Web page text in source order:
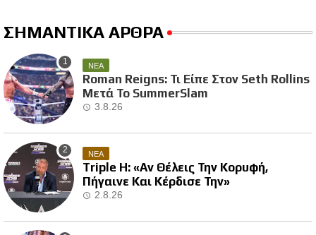
ΣΗΜΑΝΤΙΚΑ ΑΡΘΡΑ
ΝΕΑ
Roman Reigns: Τι Είπε Στον Seth Rollins
Μετά Το SummerSlam
3.8.26
ΝΕΑ
Triple H: «Αν Θέλεις Την Κορυφή,
Πήγαινε Και Κέρδισε Την»
2.8.26